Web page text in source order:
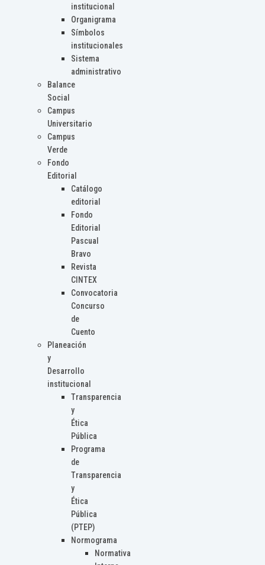
institucional
Organigrama
Símbolos
institucionales
Sistema
administrativo
Balance
Social
Campus
Universitario
Campus
Verde
Fondo
Editorial
Catálogo
editorial
Fondo
Editorial
Pascual
Bravo
Revista
CINTEX
Convocatoria
Concurso
de
Cuento
Planeación
y
Desarrollo
institucional
Transparencia
y
Ética
Pública
Programa
de
Transparencia
y
Ética
Pública
(PTEP)
Normograma
Normativa